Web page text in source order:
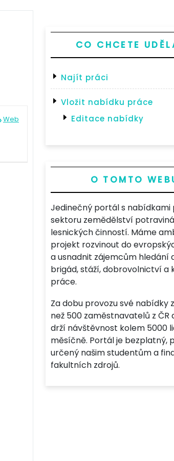
Web
CO CHCETE
Najít práci
Vložit nabídku práce
Editace nabídky
O TOMTO
Jedinečný portál s nabídkami
sektoru zemědělství
lesnických činností. Máme
projekt rozvinout do
a usnadnit zájemcům hledání
brigád, stáží, dobrovolnictví a
práce.
Za dobu provozu své nabídky
než 500 zaměstnavatelů z ČR
drží návštěvnost kolem 5000
měsíčně. Portál je bezplatný,
určený našim studentům a
fakultních zdrojů.